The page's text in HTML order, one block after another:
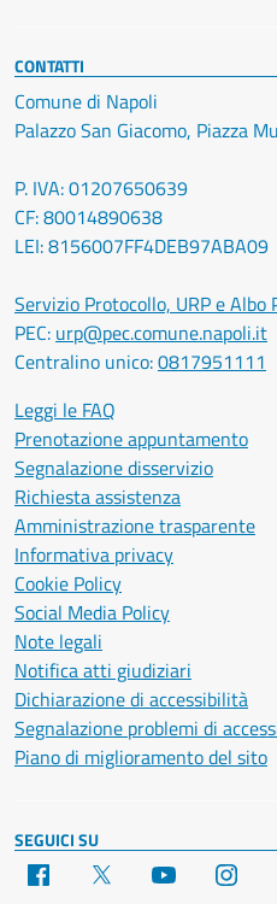
CONTATTI
Comune di Napoli
Palazzo San Giacomo, Piazza
P. IVA: 01207650639
CF: 80014890638
LEI: 8156007FF4DEB97ABA09
Servizio Protocollo, URP e Albo
PEC: urp@pec.comune.napoli.it
Centralino unico:0817951111
Leggi le FAQ
Prenotazione appuntamento
Segnalazione disservizio
Richiesta assistenza
Amministrazione trasparente
Informativa privacy
Cookie Policy
Social Media Policy
Note legali
Notifica atti giudiziari
Dichiarazione di accessibilità
Segnalazione problemi di
Piano di miglioramento del sito
SEGUICI SU
Facebook YouTube